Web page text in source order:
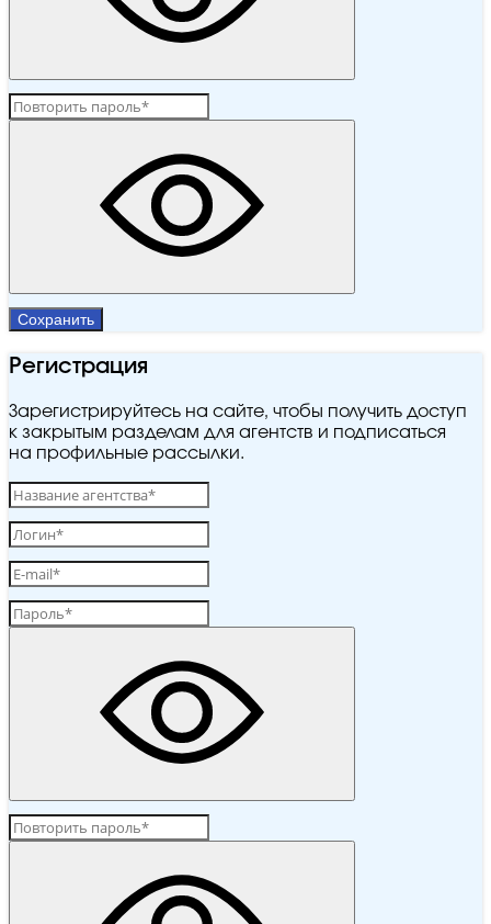
Сохранить
Регистрация
Зарегистрируйтесь на сайте, чтобы получить доступ
к закрытым разделам для агентств и подписаться
на профильные рассылки.